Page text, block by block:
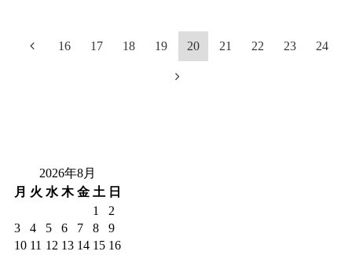
16 17 18 19 20 21 22 23 24
2026年8月
月 火 水 木 金 土 日
1
2
3
4 5 6 7 8
9
10 11 12 13 14 15 16